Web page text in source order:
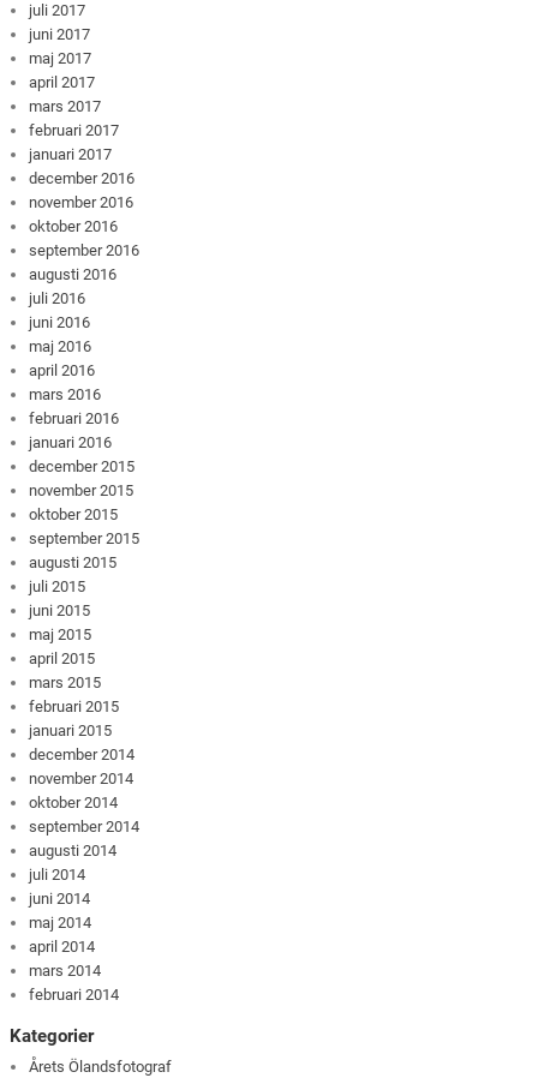
juli 2017
juni 2017
maj 2017
april 2017
mars 2017
februari 2017
januari 2017
december 2016
november 2016
oktober 2016
september 2016
augusti 2016
juli 2016
juni 2016
maj 2016
april 2016
mars 2016
februari 2016
januari 2016
december 2015
november 2015
oktober 2015
september 2015
augusti 2015
juli 2015
juni 2015
maj 2015
april 2015
mars 2015
februari 2015
januari 2015
december 2014
november 2014
oktober 2014
september 2014
augusti 2014
juli 2014
juni 2014
maj 2014
april 2014
mars 2014
februari 2014
Kategorier
Årets Ölandsfotograf